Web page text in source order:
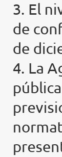
3. El
de
de
4. La